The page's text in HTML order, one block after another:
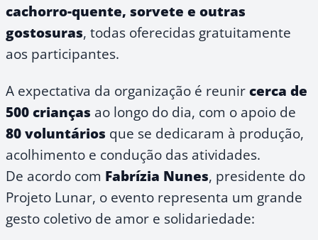
cachorro-quente, sorvete e outras
gostosuras, todas oferecidas gratuitamente
aos participantes.
A expectativa da organização é reunircerca de
500 crianças ao longo do dia, com o apoio de
80 voluntários que se dedicaram à produção,
acolhimento e condução das atividades.
De acordo com Fabrízia Nunes, presidente do
Projeto Lunar, o evento representa um grande
gesto coletivo de amor e solidariedade: